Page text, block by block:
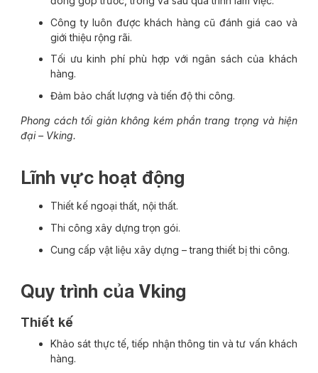
Công ty luôn được khách hàng cũ đánh giá cao và
giới thiệu rộng rãi.
Tối ưu kinh phí phù hợp với ngân sách của khách
hàng.
Đảm bảo chất lượng và tiến độ thi công.
Phong cách tối giản không kém phần trang trọng và hiện
đại – Vking.
Lĩnh vực hoạt động
Thiết kế ngoại thất, nội thất.
Thi công xây dựng trọn gói.
Cung cấp vật liệu xây dựng – trang thiết bị thi công.
Quy trình của Vking
Thiết kế
Khảo sát thực tế, tiếp nhận thông tin và tư vấn khách
hàng.